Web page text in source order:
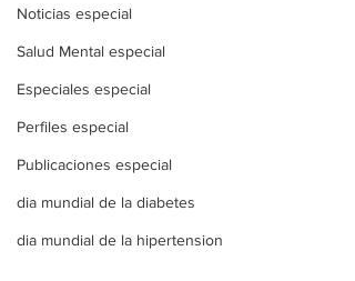
Noticias especial
Salud Mental especial
Especiales especial
Perfiles especial
Publicaciones especial
dia mundial de la diabetes
dia mundial de la hipertension